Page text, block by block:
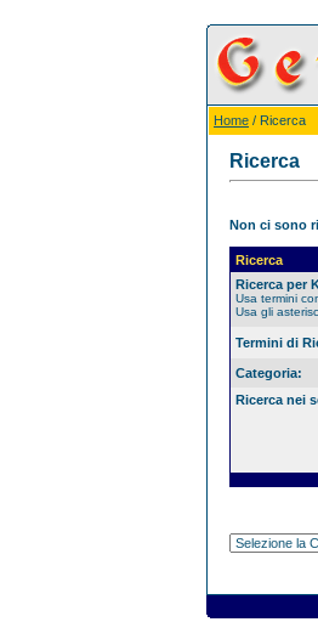
Home / Ricerca
Ricerca
Non ci sono
Ricerca
Ricerca per
Usa termini
Usa gli
Termini di
Categoria:
Ricerca nei